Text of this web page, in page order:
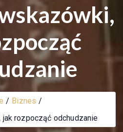
Biznes
rozpocząć odchudzanie